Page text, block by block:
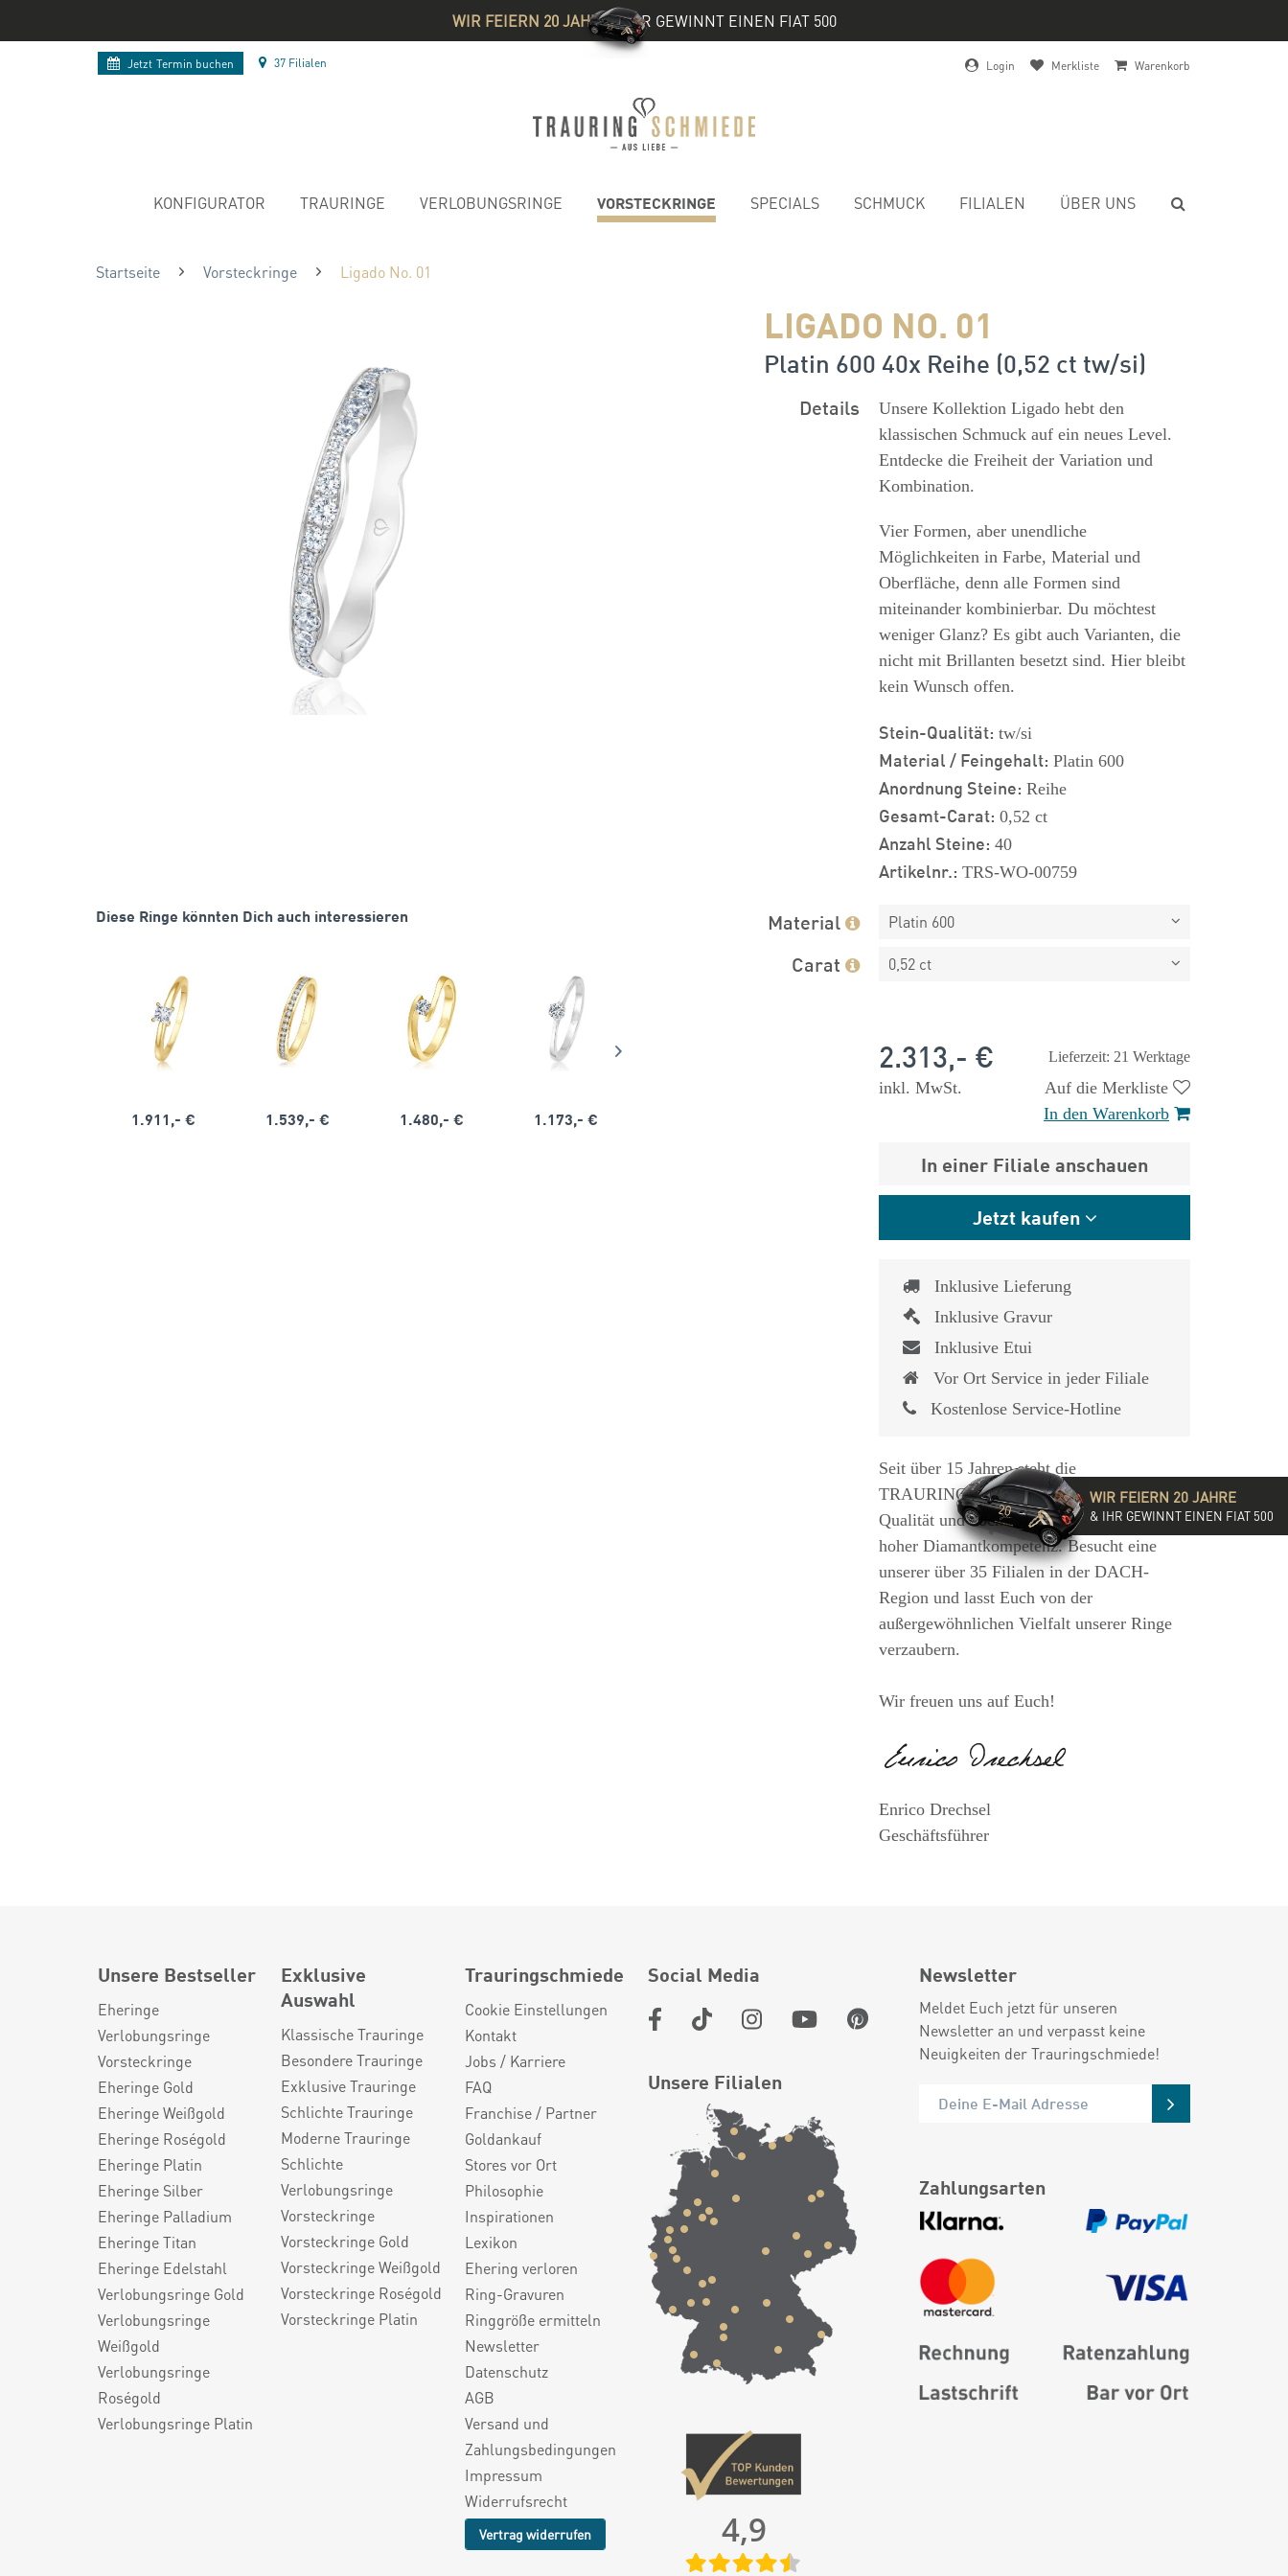
WIR FEIERN 20 JAHRE& IHR GEWINNT EINEN FIAT 500
Jetzt Termin buchen 37 Filialen Login Merkliste Warenkorb
KONFIGURATOR TRAURINGE VERLOBUNGSRINGE VORSTECKRINGE SPECIALS SCHMUCK FILIALEN ÜBER UNS
Startseite Vorsteckringe Ligado No. 01
LIGADO NO. 01
Platin 600 40x Reihe (0,52 ct tw/si)
Diese Ringe könnten Dich auch interessieren
1.911,- € 1.539,- € 1.480,- € 1.173,- €
Details
Unsere Kollektion Ligado hebt den
klassischen Schmuck auf ein neues Level.
Entdecke die Freiheit der Variation und
Kombination.
Vier Formen, aber unendliche
Möglichkeiten in Farbe, Material und
Oberfläche, denn alle Formen sind
miteinander kombinierbar. Du möchtest
weniger Glanz? Es gibt auch Varianten, die
nicht mit Brillanten besetzt sind. Hier bleibt
kein Wunsch offen.
Stein-Qualität: tw/si
Material / Feingehalt: Platin 600
Anordnung Steine: Reihe
Gesamt-Carat: 0,52 ct
Anzahl Steine: 40
Artikelnr.: TRS-WO-00759
Material Platin 600
Carat 0,52 ct
Lieferzeit: 21 Werktage
2.313,- €
inkl. MwSt.
Auf die Merkliste
In den Warenkorb
In einer Filiale anschauen
Jetzt kaufen
Inklusive Lieferung
Inklusive Gravur
Inklusive Etui
Vor Ort Service in jeder Filiale
Kostenlose Service-Hotline
Seit über 15 Jahren steht die
TRAURINGSCHMIEDE für exzellente
Qualität und hochwertige Beratung mit
hoher Diamantkompetenz. Besucht eine
unserer über 35 Filialen in der DACH-
Region und lasst Euch von der
außergewöhnlichen Vielfalt unserer Ringe
verzaubern.
Wir freuen uns auf Euch!
Enrico Drechsel
Geschäftsführer
Unsere Bestseller
Eheringe
Verlobungsringe
Vorsteckringe
Eheringe Gold
Eheringe Weißgold
Eheringe Roségold
Eheringe Platin
Eheringe Silber
Eheringe Palladium
Eheringe Titan
Eheringe Edelstahl
Verlobungsringe Gold
Verlobungsringe
Weißgold
Verlobungsringe
Roségold
Verlobungsringe Platin
Exklusive
Auswahl
Klassische Trauringe
Besondere Trauringe
Exklusive Trauringe
Schlichte Trauringe
Moderne Trauringe
Schlichte
Verlobungsringe
Vorsteckringe
Vorsteckringe Gold
Vorsteckringe Weißgold
Vorsteckringe Roségold
Vorsteckringe Platin
Trauringschmiede
Cookie Einstellungen
Kontakt
Jobs / Karriere
FAQ
Franchise / Partner
Goldankauf
Stores vor Ort
Philosophie
Inspirationen
Lexikon
Ehering verloren
Ring-Gravuren
Ringgröße ermitteln
Newsletter
Datenschutz
AGB
Versand und
Zahlungsbedingungen
Impressum
Widerrufsrecht
Vertrag widerrufen
Social Media
Unsere Filialen
4,9
Newsletter
Meldet Euch jetzt für unseren
Newsletter an und verpasst keine
Neuigkeiten der Trauringschmiede!
Zahlungsarten
WIR FEIERN 20 JAHRE
& IHR GEWINNT EINEN FIAT 500